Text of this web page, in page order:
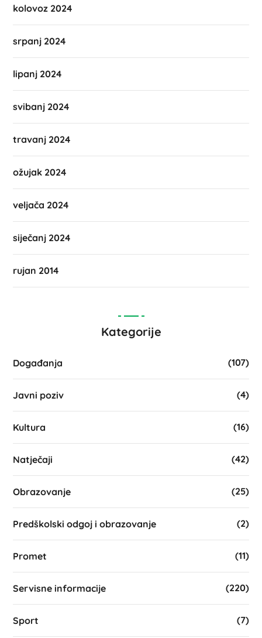
kolovoz 2024
srpanj 2024
lipanj 2024
svibanj 2024
travanj 2024
ožujak 2024
veljača 2024
siječanj 2024
rujan 2014
Kategorije
Događanja (107)
Javni poziv (4)
Kultura (16)
Natječaji (42)
Obrazovanje (25)
Predškolski odgoj i obrazovanje (2)
Promet (11)
Servisne informacije (220)
Sport (7)